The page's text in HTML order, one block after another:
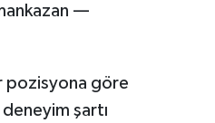
—
pozisyona göre
şartı